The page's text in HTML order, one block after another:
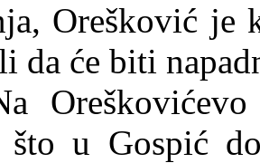
Orešković je
da će biti
što u Gospić